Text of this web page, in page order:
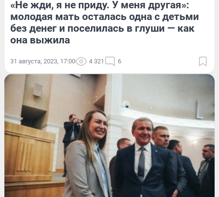
«Не жди, я не приду. У меня другая»:
молодая мать осталась одна с детьми
без денег и поселилась в глуши — как
она выжила
31 августа, 2023, 17:00 4 321 6